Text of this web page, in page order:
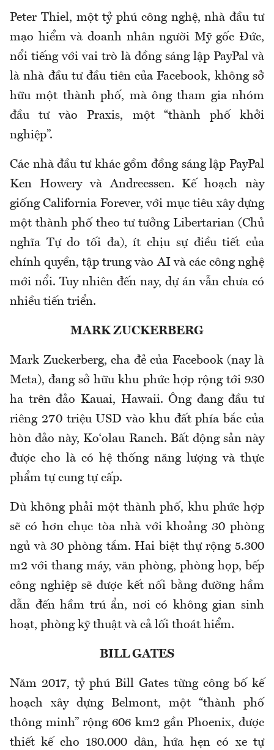
Peter Thiel, một tỷ phú công nghệ, nhà đầu tư
mạo hiểm và doanh nhân người Mỹ gốc Đức,
nổi tiếng với vai trò là đồng sáng lập PayPal và
là nhà đầu tư đầu tiên của Facebook, không sở
hữu một thành phố, mà ông tham gia nhóm
đầu tư vào Praxis, một “thành phố khởi
nghiệp”.
Các nhà đầu tư khác gồm đồng sáng lập PayPal
Ken Howery và Andreessen. Kế hoạch này
giống California Forever, với mục tiêu xây dựng
một thành phố theo tư tưởng Libertarian (Chủ
nghĩa Tự do tối đa), ít chịu sự điều tiết của
chính quyền, tập trung vào AI và các công nghệ
mới nổi. Tuy nhiên đến nay, dự án vẫn chưa có
nhiều tiến triển.
MARK ZUCKERBERG
Mark Zuckerberg, cha đẻ của Facebook (nay là
Meta), đang sở hữu khu phức hợp rộng tới 930
ha trên đảo Kauai, Hawaii. Ông đang đầu tư
riêng 270 triệu USD vào khu đất phía bắc của
hòn đảo này, Ko‘olau Ranch. Bất động sản này
được cho là có hệ thống năng lượng và thực
phẩm tự cung tự cấp.
Dù không phải một thành phố, khu phức hợp
sẽ có hơn chục tòa nhà với khoảng 30 phòng
ngủ và 30 phòng tắm. Hai biệt thự rộng 5.300
m2 với thang máy, văn phòng, phòng họp, bếp
công nghiệp sẽ được kết nối bằng đường hầm
dẫn đến hầm trú ẩn, nơi có không gian sinh
hoạt, phòng kỹ thuật và cả lối thoát hiểm.
BILL GATES
Năm 2017, tỷ phú Bill Gates từng công bố kế
hoạch xây dựng Belmont, một “thành phố
thông minh” rộng 606 km2 gần Phoenix, được
thiết kế cho 180.000 dân, hứa hẹn có xe tự